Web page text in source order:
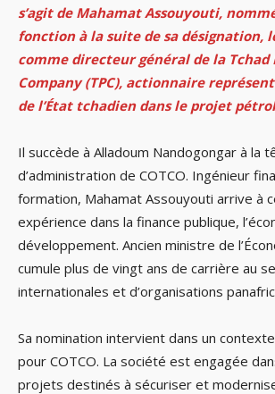
s’agit de Mahamat Assouyouti,
fonction à la suite de sa désignation,
comme directeur général de la Tchad
Company (TPC), actionnaire
de l’État tchadien dans le projet
Il succède à Alladoum Nandogongar à la
d’administration de COTCO. Ingénieur
formation, Mahamat Assouyouti arrive à
expérience dans la finance publique,
développement. Ancien ministre de
cumule plus de vingt ans de carrière au
internationales et d’organisations
Sa nomination intervient dans un
pour COTCO. La société est engagée
projets destinés à sécuriser et